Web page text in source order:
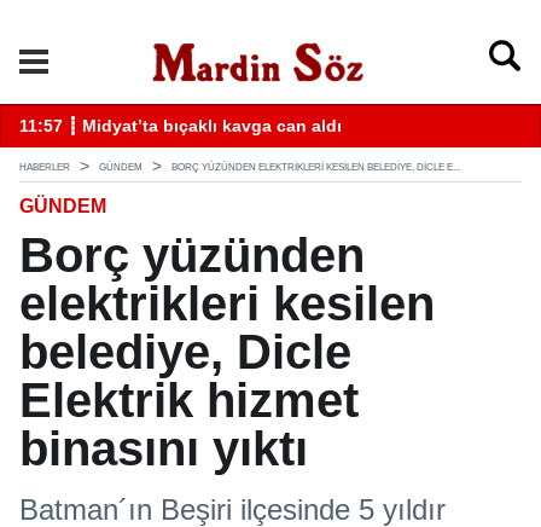
11:57 ┋ Midyat’ta bıçaklı kavga can aldı
HABERLER GÜNDEM BORÇ YÜZÜNDEN ELEKTRIKLERI KESILEN BELEDIYE, DICLE E...
GÜNDEM
Borç yüzünden
elektrikleri kesilen
belediye, Dicle
Elektrik hizmet
binasını yıktı
Batman´ın Beşiri ilçesinde 5 yıldır